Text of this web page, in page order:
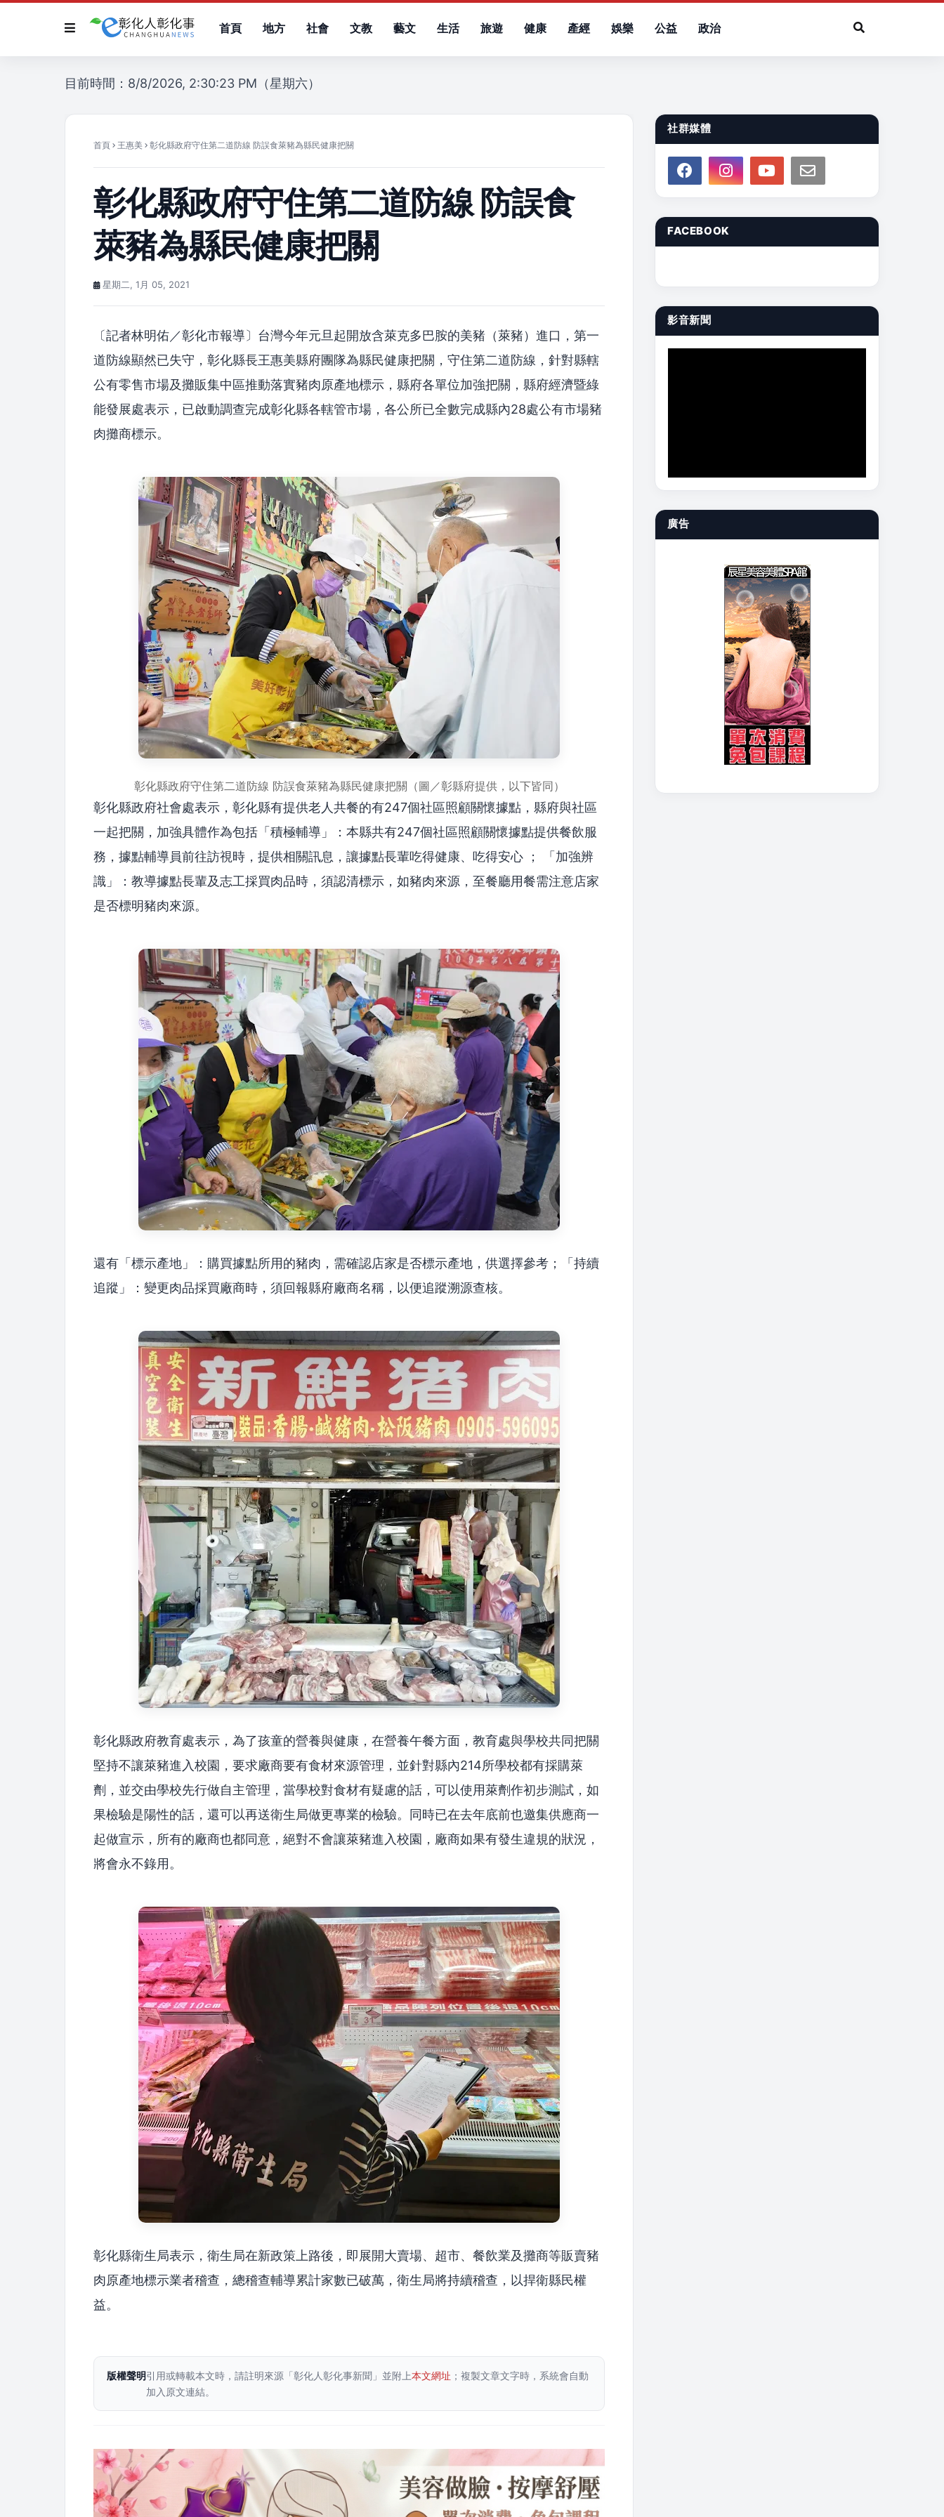
首頁 地方 社會 文教 藝文 生活 旅遊 健康 產經 娛樂 公益 政治
目前時間：8/8/2026, 2:30:23 PM（星期六）
首頁 王惠美 彰化縣政府守住第二道防線 防誤食萊豬為縣民健康把關
彰化縣政府守住第二道防線 防誤食
萊豬為縣民健康把關
星期二, 1月 05, 2021
〔記者林明佑／彰化市報導〕台灣今年元旦起開放含萊克多巴胺的美豬（萊豬）進口，第一
道防線顯然已失守，彰化縣長王惠美縣府團隊為縣民健康把關，守住第二道防線，針對縣轄
公有零售市場及攤販集中區推動落實豬肉原產地標示，縣府各單位加強把關，縣府經濟暨綠
能發展處表示，已啟動調查完成彰化縣各轄管市場，各公所已全數完成縣內28處公有市場豬
肉攤商標示。
彰化縣政府守住第二道防線 防誤食萊豬為縣民健康把關（圖／彰縣府提供，以下皆同）
彰化縣政府社會處表示，彰化縣有提供老人共餐的有247個社區照顧關懷據點，縣府與社區
一起把關，加強具體作為包括「積極輔導」：本縣共有247個社區照顧關懷據點提供餐飲服
務，據點輔導員前往訪視時，提供相關訊息，讓據點長輩吃得健康、吃得安心 ； 「加強辨
識」：教導據點長輩及志工採買肉品時，須認清標示，如豬肉來源，至餐廳用餐需注意店家
是否標明豬肉來源。
還有「標示產地」：購買據點所用的豬肉，需確認店家是否標示產地，供選擇參考；「持續
追蹤」：變更肉品採買廠商時，須回報縣府廠商名稱，以便追蹤溯源查核。
彰化縣政府教育處表示，為了孩童的營養與健康，在營養午餐方面，教育處與學校共同把關
堅持不讓萊豬進入校園，要求廠商要有食材來源管理，並針對縣內214所學校都有採購萊
劑，並交由學校先行做自主管理，當學校對食材有疑慮的話，可以使用萊劑作初步測試，如
果檢驗是陽性的話，還可以再送衛生局做更專業的檢驗。同時已在去年底前也邀集供應商一
起做宣示，所有的廠商也都同意，絕對不會讓萊豬進入校園，廠商如果有發生違規的狀況，
將會永不錄用。
彰化縣衛生局表示，衛生局在新政策上路後，即展開大賣場、超市、餐飲業及攤商等販賣豬
肉原產地標示業者稽查，總稽查輔導累計家數已破萬，衛生局將持續稽查，以捍衛縣民權
益。
版權聲明引用或轉載本文時，請註明來源「彰化人彰化事新聞」並附上本文網址 ；複製文章文字時，系統會自動
加入原文連結。
社群媒體
FACEBOOK
影音新聞
廣告